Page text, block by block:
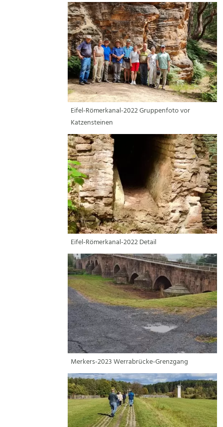
Eifel-Römerkanal-2022 Gruppenfoto vor
Katzensteinen
Eifel-Römerkanal-2022 Detail
Merkers-2023 Werrabrücke-Grenzgang